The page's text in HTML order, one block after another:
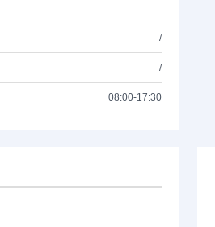
/
/
08:00-17:30